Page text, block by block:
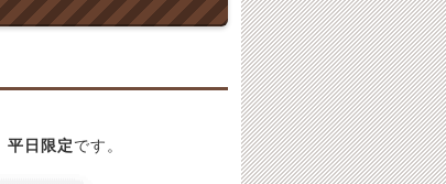
平日限定です。